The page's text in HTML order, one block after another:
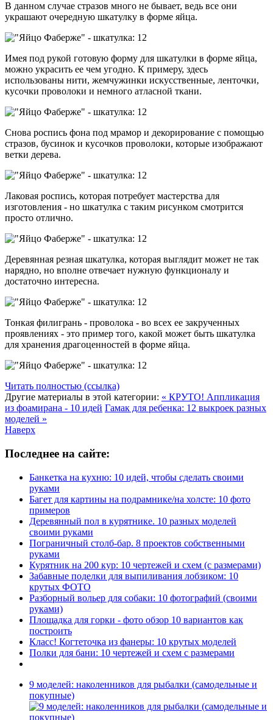
В данном случае стразов много не бывает, ведь все они
украшают очередную шкатулку в форме яйца.
Имея под рукой готовую форму для шкатулки в форме яйца,
можно украсить ее чем угодно. К примеру, здесь
использованы нити, жемчужинки искусственные, ленточки,
кусочки проволоки и немного атласной ткани.
Снова роспись фона под мрамор и декорирование с помощью
стразов, бусинок и кусочков проволоки, которые изображают
ветки дерева.
Лаковая роспись, которая потребует мастерства для
изготовления - но шкатулка с таким рисунком смотрится
просто отлично.
Деревянная резная шкатулка, которая выглядит может не так
нарядно, но вполне отвечает нужную функционалу и
достаточно интересна.
Тонкая филигрань - проволока - во всех ее закрученных
проявлениях - это пример того, какой может быть шкатулка
для хранения драгоценностей в форме яйца.
Читать полностью (ссылка)
Другие материалы в этой категории: « КРУТО! Аппликация
из фоамирана - 10 идей Гамак для ребенка: 12 выкроек разных
моделей »
Наверх
Последнее на сайте:
Банкетка на кухню: 10 идей, чтобы сделать своими
руками
Багет для картины на подрамнике/на холсте: 10 фото
примеров
Деревянный пол в курятнике. 10 разных моделей
своими руками
Пограничный столб-бар. 8 проектов собственными
руками
Курятник на 200 кур: 10 чертежей и схем (с размерами)
Забавные поделки для выпиливания лобзиком: 10
крутых ФОТО
Разборный вольер для собаки: 10 фотографий (своими
руками)
Площадка для горки - фото обзор 10 вариантов как
построить
Класс! Когтеточка из фанеры: 10 крутых моделей
Полки для бани: 10 чертежей и схем с размерами
9 моделей: наколенников для рыбалки (самодельные и
покупные)